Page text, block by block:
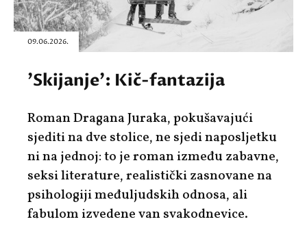
09.06.2026.
'Skijanje': Kič-fantazija
Roman Dragana Juraka, pokušavajući
sjediti na dve stolice, ne sjedi naposljetku
ni na jednoj: to je roman između zabavne,
seksi literature, realistički zasnovane na
psihologiji međuljudskih odnosa, ali
fabulom izvedene van svakodnevice.